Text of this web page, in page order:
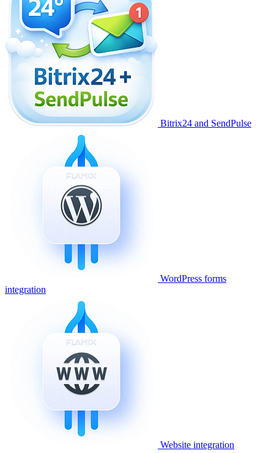
Bitrix24 and SendPulse
WordPress forms
integration
Website integration